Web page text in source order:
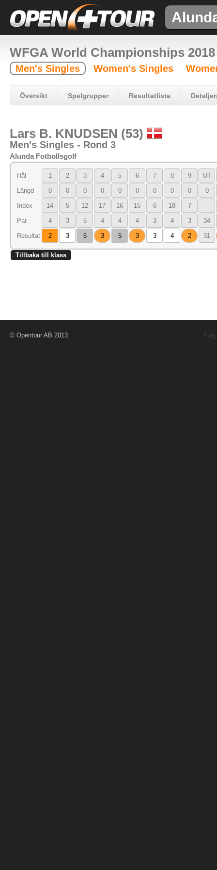
WFGA World Championships 2018
Men's Singles Women's Singles
Översikt Spelgrupper Resultatlista
Lars B. KNUDSEN (53)
Men's Singles - Rond 3
Alunda Fotbollsgolf
Hål 1 2 3 4 5 6 7 8 9 UT
Längd 0 0 0 0 0 0 0 0 0 0
Index 14 5 12 17 16 15 6 18 7
Par 4 3 5 4 4 4 3 4 3 34
Resultat 2 3 6 3 5 3 3 4 2 31
Tillbaka till klass
© Opentour AB 2013